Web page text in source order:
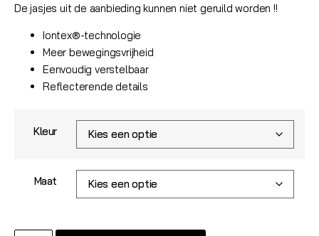
De jasjes uit de aanbieding kunnen niet geruild worden !!
Iontex®-technologie
Meer bewegingsvrijheid
Eenvoudig verstelbaar
Reflecterende details
Kleur
Maat